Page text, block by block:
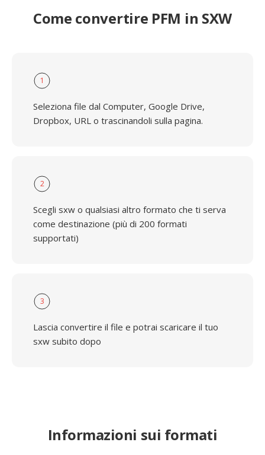
Come convertire PFM in SXW
1
Seleziona file dal Computer, Google Drive,
Dropbox, URL o trascinandoli sulla pagina.
2
Scegli sxw o qualsiasi altro formato che ti serva
come destinazione (più di 200 formati
supportati)
3
Lascia convertire il file e potrai scaricare il tuo
sxw subito dopo
Informazioni sui formati